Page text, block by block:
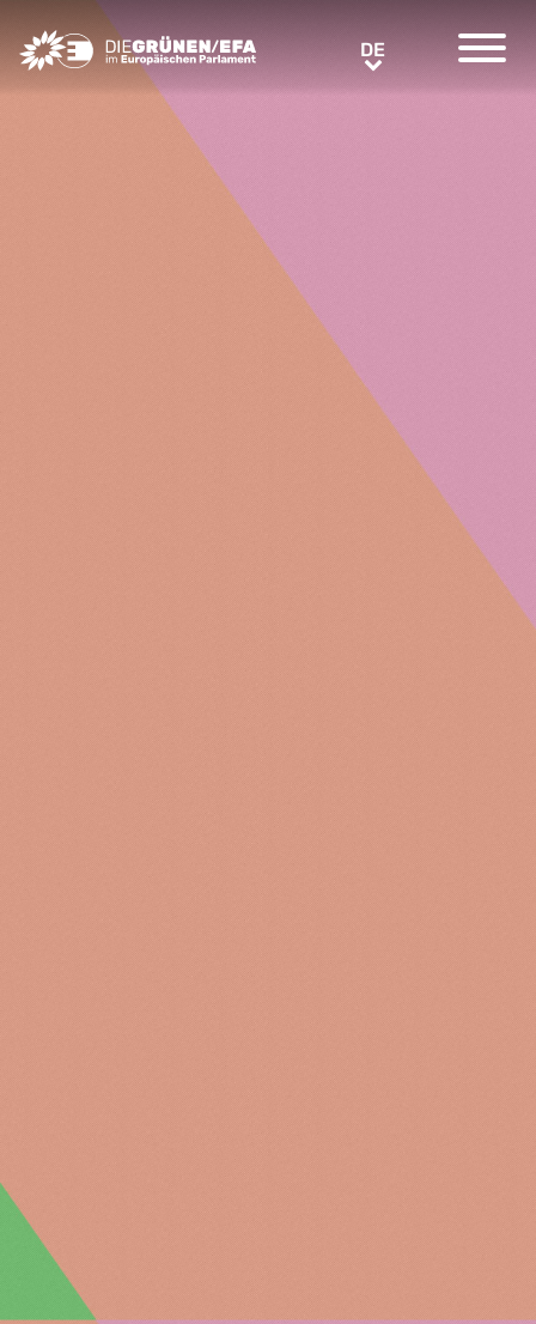
Greens/EFA Home DEDE